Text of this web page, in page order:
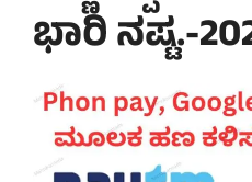
ಭಾರಿ ನಷ್ಟ.-